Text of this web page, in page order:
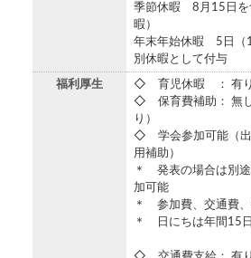
季節休暇 8月15日を
暇）
年末年始休暇 5日（
別休暇として付与
福利厚生
◇ 育児休暇 ： 有り
◇ 保育費補助： 無
り）
◇ 学会参加可能（出
用補助）
＊ 発表の場合は別
加可能
＊ 参加費、交通費
＊ 日にちは年間15